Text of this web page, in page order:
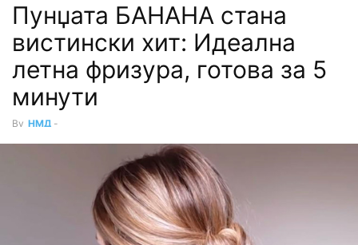
Пунџата БАНАНА стана
вистински хит: Идеална
летна фризура, готова за 5
минути
By НМД -